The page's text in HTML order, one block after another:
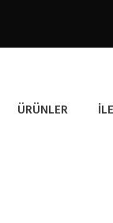
ÜRÜNLER